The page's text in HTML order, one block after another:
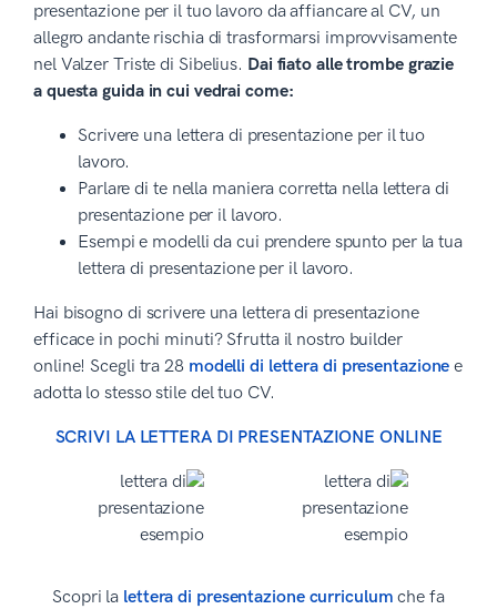
presentazione per il tuo lavoro da affiancare al CV, un
allegro andante rischia di trasformarsi improvvisamente
nel Valzer Triste di Sibelius. Dai fiato alle trombe grazie
a questa guida in cui vedrai come:
Scrivere una lettera di presentazione per il tuo
lavoro.
Parlare di te nella maniera corretta nella lettera di
presentazione per il lavoro.
Esempi e modelli da cui prendere spunto per la tua
lettera di presentazione per il lavoro.
Hai bisogno di scrivere una lettera di presentazione
efficace in pochi minuti? Sfrutta il nostro builder
online! Scegli tra 28 modelli di lettera di presentazione e
adotta lo stesso stile del tuo CV.
SCRIVI LA LETTERA DI PRESENTAZIONE ONLINE
Scopri la lettera di presentazione curriculum che fa